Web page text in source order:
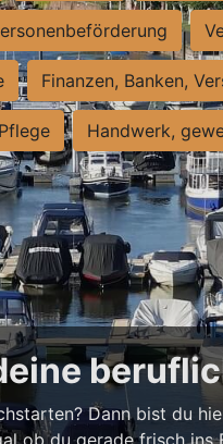
Finanzen, Banken,
Handwerk,
Dann bist du